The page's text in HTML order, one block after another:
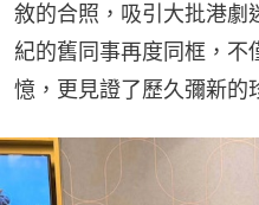
敘的合照，吸引大批港劇
紀的舊同事再度同框，不
憶，更見證了歷久彌新的